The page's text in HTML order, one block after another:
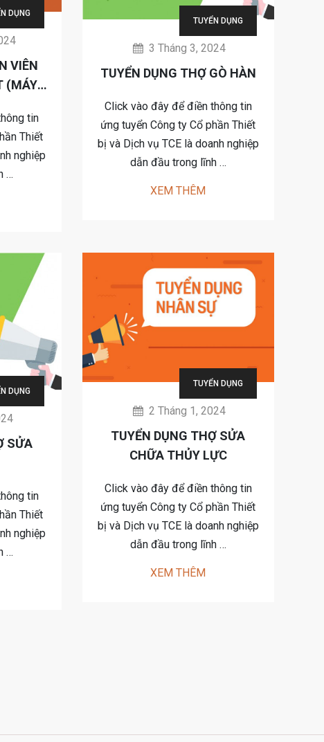
DỤNG
VIÊN
(MÁY
tin
Thiết
nghiệp
…
TUYỂN DỤNG
3 Tháng 3, 2024
TUYỂN DỤNG THỢ GÒ HÀN
Click vào đây để điền thông tin
ứng tuyển Công ty Cổ phần Thiết
bị và Dịch vụ TCE là doanh nghiệp
dẫn đầu trong lĩnh …
XEM THÊM
DỤNG
SỬA
tin
Thiết
nghiệp
…
TUYỂN DỤNG
2 Tháng 1, 2024
TUYỂN DỤNG THỢ SỬA
CHỮA THỦY LỰC
Click vào đây để điền thông tin
ứng tuyển Công ty Cổ phần Thiết
bị và Dịch vụ TCE là doanh nghiệp
dẫn đầu trong lĩnh …
XEM THÊM